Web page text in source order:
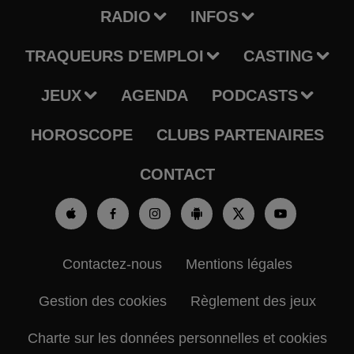
RADIO INFOS
TRAQUEURS D'EMPLOI CASTING
JEUX AGENDA PODCASTS
HOROSCOPE CLUBS PARTENAIRES
CONTACT
Contactez-nous Mentions légales
Gestion des cookies Règlement des jeux
Charte sur les données personnelles et cookies